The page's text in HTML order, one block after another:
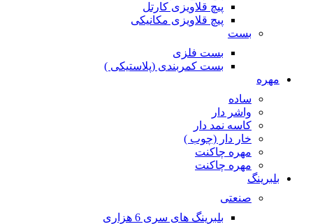
پیچ قلاویزی کارتل
پیچ قلاویزی مکانیکی
بست
بست فلزی
بست کمربندی (پلاستیکی )
مهره
ساده
واشر دار
کاسه نمد دار
خار دار (چوب )
مهره چاکنت
مهره چاکنت
بلبرینگ
صنعتی
بلبرینگ های سری 6 هزاری